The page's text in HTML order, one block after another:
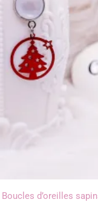
Boucles d’oreilles